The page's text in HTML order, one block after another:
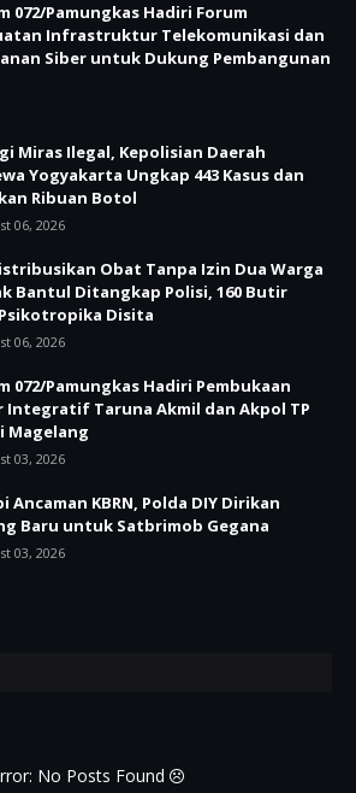
072/Pamungkas Hadiri Forum
Infrastruktur Telekomunikasi dan
Siber untuk Dukung Pembangunan
Miras Ilegal, Kepolisian Daerah
Yogyakarta Ungkap 443 Kasus dan
Ribuan Botol
06, 2026
Obat Tanpa Izin Dua Warga
Bantul Ditangkap Polisi, 160 Butir
Disita
06, 2026
072/Pamungkas Hadiri Pembukaan
Integratif Taruna Akmil dan Akpol TP
Magelang
03, 2026
Ancaman KBRN, Polda DIY Dirikan
Baru untuk Satbrimob Gegana
03, 2026
No Posts Found